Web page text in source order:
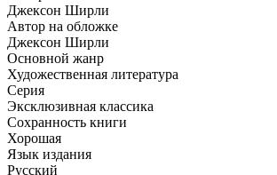
Джексон Ширли
Автор на обложке
Джексон Ширли
Основной жанр
Художественная литература
Серия
Эксклюзивная классика
Сохранность книги
Хорошая
Язык издания
Русский